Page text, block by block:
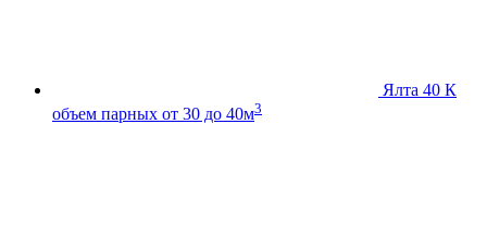
Ялта 40 К
объем парных от 30 до 40м3